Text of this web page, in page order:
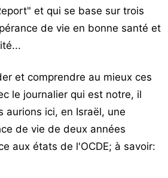
et qui se base sur trois
de vie en bonne santé et
et comprendre au mieux ces
le journalier qui est notre, il
aurions ici, en Israël, une
de vie de deux années
aux états de l'OCDE; à savoir: